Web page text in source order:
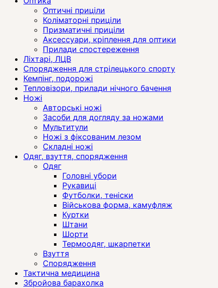
Оптичні приціли
Коліматорні приціли
Призматичні приціли
Аксессуари, кріплення для оптики
Прилади спостереження
Ліхтарі, ЛЦВ
Спорядження для стрілецького спорту
Кемпінг, подорожі
Тепловізори, прилади нічного бачення
Ножі
Авторські ножі
Засоби для догляду за ножами
Мультитули
Ножі з фіксованим лезом
Складні ножі
Одяг, взуття, спорядження
Одяг
Головні убори
Рукавиці
Футболки, теніски
Військова форма, камуфляж
Куртки
Штани
Шорти
Термоодяг, шкарпетки
Взуття
Спорядження
Тактична медицина
Збройова барахолка